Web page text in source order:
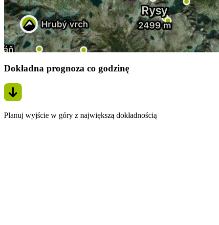
Dokładna prognoza co godzinę
Planuj wyjście w góry z największą dokładnością